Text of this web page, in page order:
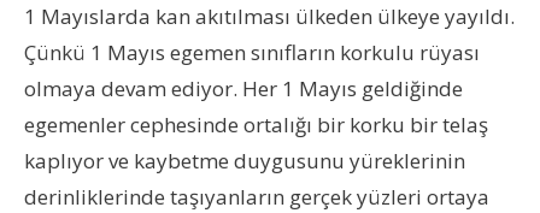
1 Mayıslarda kan akıtılması ülkeden ülkeye yayıldı.
Çünkü 1 Mayıs egemen sınıfların korkulu rüyası
olmaya devam ediyor. Her 1 Mayıs geldiğinde
egemenler cephesinde ortalığı bir korku bir telaş
kaplıyor ve kaybetme duygusunu yüreklerinin
derinliklerinde taşıyanların gerçek yüzleri ortaya